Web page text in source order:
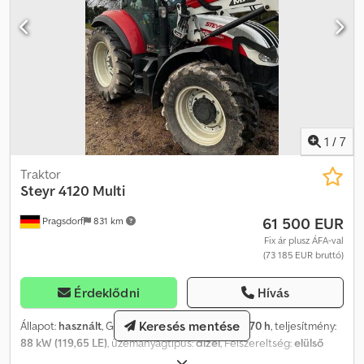
1 / 7
Pragsdorf 831 km
Traktor
Steyr4120 Multi
61 500 EUR
Fix ár plusz ÁFA-val
(73 185 EUR bruttó)
Érdeklődni Hívás
Állapot: használt, Gyártási év:2022 , üzemórák: 770 h, teljesítmény:
88 kW (119,65 LE), üzemanyagtípus:dízel, Felszereltség:elülső
rakodó, fedélzeti számítógép, fülke, légkondicionálás, sűrített
Keresés mentése